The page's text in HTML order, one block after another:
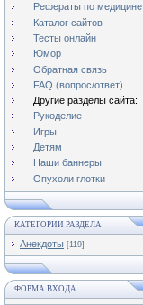
Рефераты по медицине
Каталог сайтов
Тесты онлайн
Юмор
Обратная связь
FAQ (вопрос/ответ)
Другие разделы сайта:
Рукоделие
Игры
Детям
Наши баннеры
Опухоли глотки
КАТЕГОРИИ РАЗДЕЛА
Анекдоты [119]
ФОРМА ВХОДА